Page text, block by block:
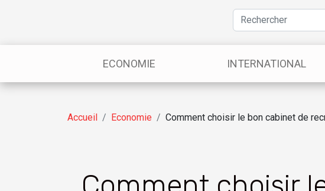
ECONOMIE INTERNATIONAL
Accueil Economie Comment choisir le bon cabinet de